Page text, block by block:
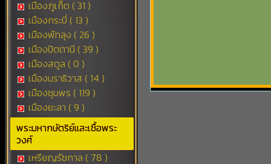
เมืองภูเก็ต ( 31 )
เมืองกระบี่ ( 13 )
เมืองพัทลุง ( 26 )
เมืองปัตตานี ( 39 )
เมืองสตูล ( 0 )
เมืองนราธิวาส ( 14 )
เมืองชุมพร ( 119 )
เมืองยะลา ( 9 )
พระมหากษัตริย์และเชื้อพระ
วงศ์
เหรียญรัชกาล ( 78 )